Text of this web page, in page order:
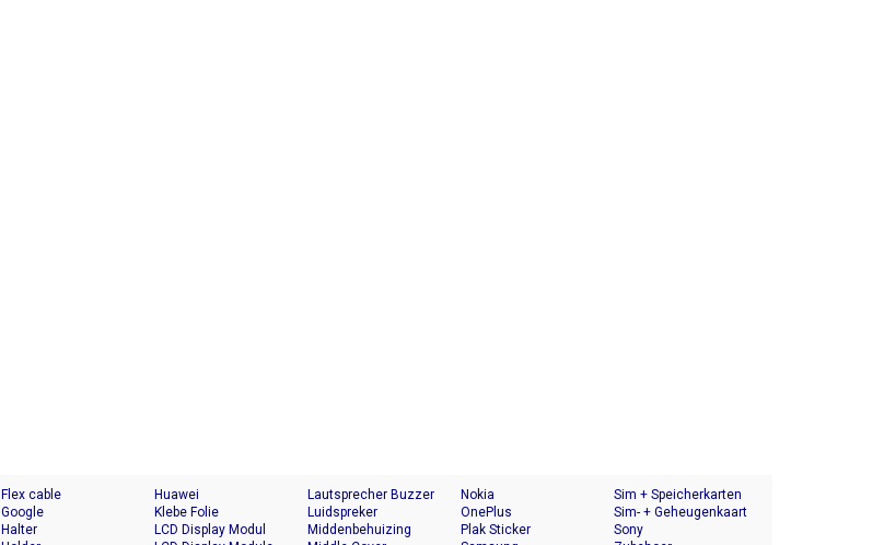
Flex cable
Google
Halter
Huawei
Klebe Folie
LCD Display Modul
Lautsprecher Buzzer
Luidspreker
Middenbehuizing
Nokia
OnePlus
Plak Sticker
Sim + Speicherkarten
Halter
Sim- + Geheugenkaart
Houder
Sony